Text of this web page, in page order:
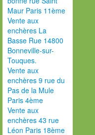
Maur Paris 11ème
Vente aux
enchères La
Basse Rue 14800
Bonneville-sur-
Touques.
Vente aux
enchères 9 rue du
Pas de la Mule
Paris 4ème
Vente aux
enchères 43 rue
Léon Paris 18ème